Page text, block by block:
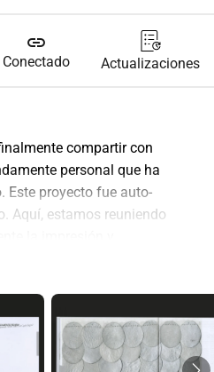
link
Conectado Actualizaciones
compartir con
personal que ha
Este proyecto fue auto-
Aquí, estamos reuniendo
es sin fines de lucro.
contribuye a la recaudación de
@garaments para más